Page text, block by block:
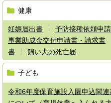
健康
妊娠届出書 予防接種依頼申
事業助成金交付申請書・請求書
書
飼い犬の死亡届
子ども
令和6年度保育施設入園申込関連